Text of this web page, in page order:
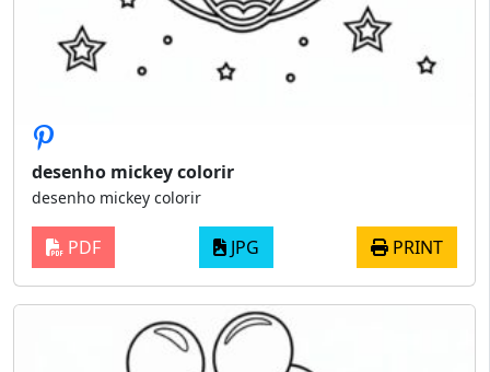
desenho mickey colorir
desenho mickey colorir
PDF JPG PRINT